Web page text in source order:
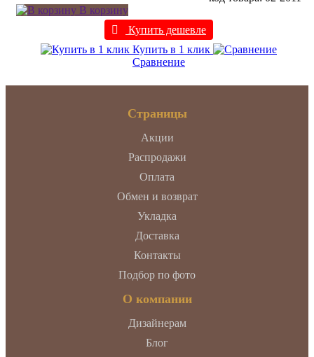
В корзину
Купить дешевле
Купить в 1 клик
Сравнение
Страницы
Акции
Распродажи
Оплата
Обмен и возврат
Укладка
Доставка
Контакты
Подбор по фото
О компании
Дизайнерам
Блог